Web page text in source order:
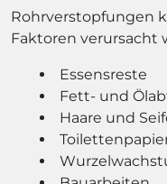
Rohrverstopfungen
Faktoren verursacht
Essensreste
Fett- und
Haare und